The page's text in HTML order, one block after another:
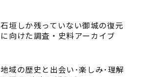
石垣しか残っていない御城の復元
に向けた調査・史料アーカイブ
地域の歴史と出会い･楽しみ･理解